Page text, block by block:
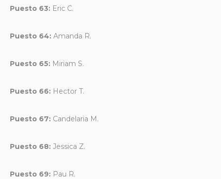
Puesto 63: Eric C.
Puesto 64: Amanda R.
Puesto 65: Miriam S.
Puesto 66: Hector T.
Puesto 67: Candelaria M.
Puesto 68: Jessica Z.
Puesto 69: Pau R.